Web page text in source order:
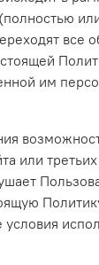
все
им
или